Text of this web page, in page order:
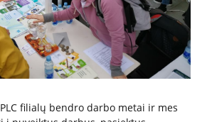
iš PSD fondo
filialų bendro darbo metai ir mes